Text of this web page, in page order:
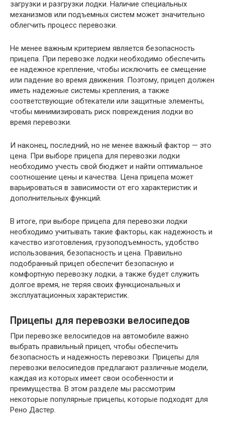
загрузки и разгрузки лодки. Наличие специальных
механизмов или подъемных систем может значительно
облегчить процесс перевозки.
Не менее важным критерием является безопасность
прицепа. При перевозке лодки необходимо обеспечить
ее надежное крепление, чтобы исключить ее смещение
или падение во время движения. Поэтому, прицеп должен
иметь надежные системы крепления, а также
соответствующие обтекатели или защитные элементы,
чтобы минимизировать риск повреждения лодки во
время перевозки.
И наконец, последний, но не менее важный фактор — это
цена. При выборе прицепа для перевозки лодки
необходимо учесть свой бюджет и найти оптимальное
соотношение цены и качества. Цена прицепа может
варьироваться в зависимости от его характеристик и
дополнительных функций.
В итоге, при выборе прицепа для перевозки лодки
необходимо учитывать такие факторы, как надежность и
качество изготовления, грузоподъемность, удобство
использования, безопасность и цена. Правильно
подобранный прицеп обеспечит безопасную и
комфортную перевозку лодки, а также будет служить
долгое время, не теряя своих функциональных и
эксплуатационных характеристик.
Прицепы для перевозки велосипедов
При перевозке велосипедов на автомобиле важно
выбрать правильный прицеп, чтобы обеспечить
безопасность и надежность перевозки. Прицепы для
перевозки велосипедов предлагают различные модели,
каждая из которых имеет свои особенности и
преимущества. В этом разделе мы рассмотрим
некоторые популярные прицепы, которые подходят для
Рено Дастер.